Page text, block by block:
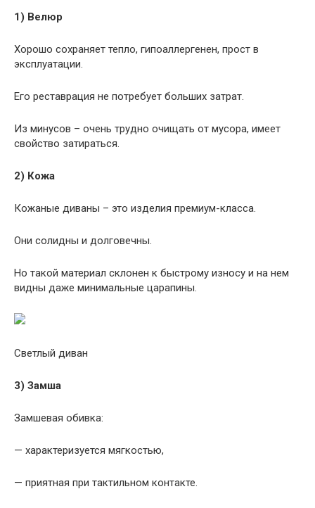
1) Велюр
Хорошо сохраняет тепло, гипоаллергенен, прост в
эксплуатации.
Его реставрация не потребует больших затрат.
Из минусов – очень трудно очищать от мусора, имеет
свойство затираться.
2) Кожа
Кожаные диваны – это изделия премиум-класса.
Они солидны и долговечны.
Но такой материал склонен к быстрому износу и на нем
видны даже минимальные царапины.
Светлый диван
3) Замша
Замшевая обивка:
— характеризуется мягкостью,
— приятная при тактильном контакте.